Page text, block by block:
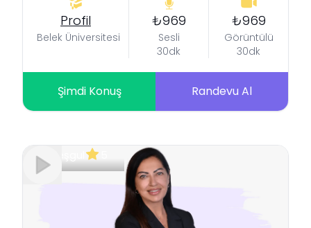
Profil
Belek Üniversitesi
₺969
Sesli
30dk
₺969
Görüntülü
30dk
Şimdi Konuş Randevu Al